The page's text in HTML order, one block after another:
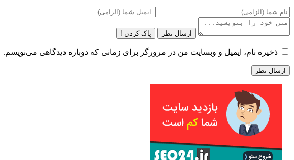
ارسال نظر پاک کردن !
ذخیره نام، ایمیل و وبسایت من در مرورگر برای زمانی که دوباره دیدگاهی می‌نویسم.